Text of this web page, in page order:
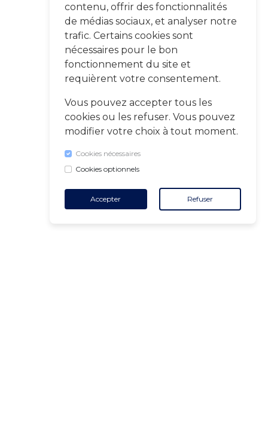
contenu, offrir des fonctionnalités
de médias sociaux, et analyser notre
trafic. Certains cookies sont
nécessaires pour le bon
fonctionnement du site et
requièrent votre consentement.
Vous pouvez accepter tous les
cookies ou les refuser. Vous pouvez
modifier votre choix à tout moment.
Cookies nécessaires
Cookies optionnels
Accepter Refuser